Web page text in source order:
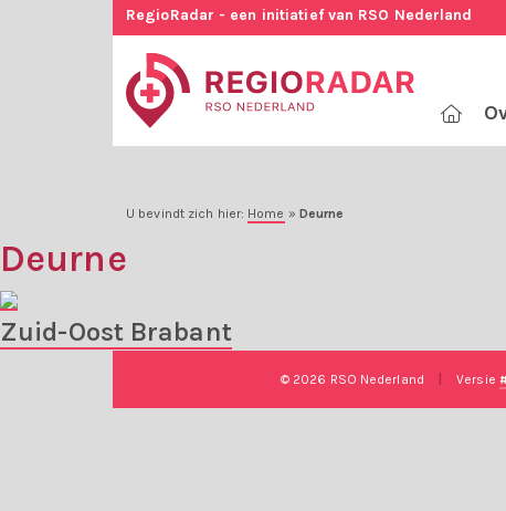
RegioRadar - een initiatief van RSO Nederland
U bevindt zich hier: Home » Deurne
Deurne
Zuid-Oost Brabant
© 2026 RSO Nederland Versie